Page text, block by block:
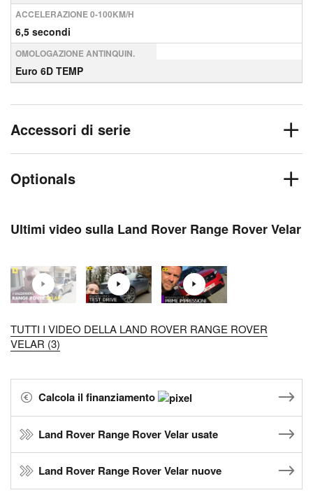
ACCELERAZIONE 0-100KM/H
6,5 secondi
OMOLOGAZIONE ANTINQUIN.
Euro 6D TEMP
Accessori di serie
Optionals
Ultimi video sulla Land Rover Range Rover Velar
TUTTI I VIDEO DELLA LAND ROVER RANGE ROVER
VELAR (3)
Calcola il finanziamento
Land Rover Range Rover Velar usate
Land Rover Range Rover Velar nuove